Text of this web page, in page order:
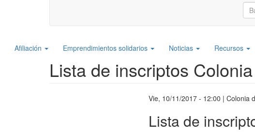
Navegación
principal
Afiliación Emprendimientos solidarios Noticias Recursos
Lista de inscriptos
Vie, 10/11/2017 - 12:00 | Colonia
Lista de